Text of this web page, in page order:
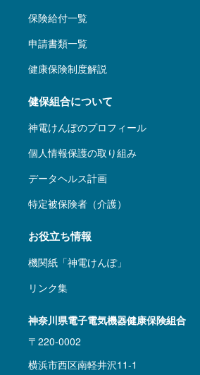
保険給付一覧
申請書類一覧
健康保険制度解説
健保組合について
神電けんぽのプロフィール
個人情報保護の取り組み
データヘルス計画
特定被保険者（介護）
お役立ち情報
機関紙「神電けんぽ」
リンク集
神奈川県電子電気機器健康保険組合
〒220-0002
横浜市西区南軽井沢11-1